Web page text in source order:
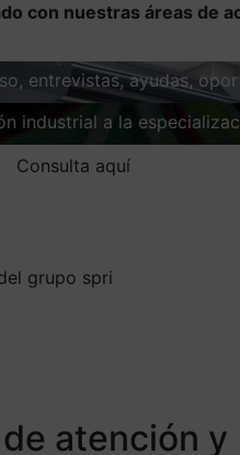
con nuestras áreas de
entrevistas, ayudas,
industrial a la
Consulta aquí
grupo spri
atención y